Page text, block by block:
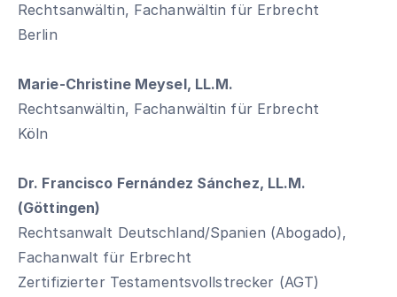
Rechtsanwältin, Fachanwältin für Erbrecht
Berlin
Marie-Christine Meysel, LL.M.
Rechtsanwältin, Fachanwältin für Erbrecht
Köln
Dr. Francisco Fernández Sánchez, LL.M.
(Göttingen)
Rechtsanwalt Deutschland/Spanien (Abogado),
Fachanwalt für Erbrecht
Zertifizierter Testamentsvollstrecker (AGT)